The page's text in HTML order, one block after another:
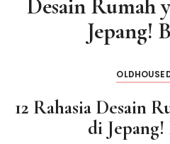
Desain Rumah
Jepang!
12 Rahasia Desain
di Jepang!